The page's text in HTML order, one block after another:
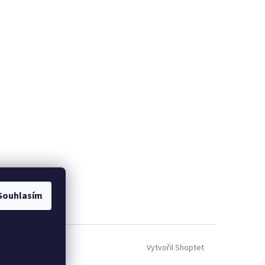
Vytvořil Shoptet